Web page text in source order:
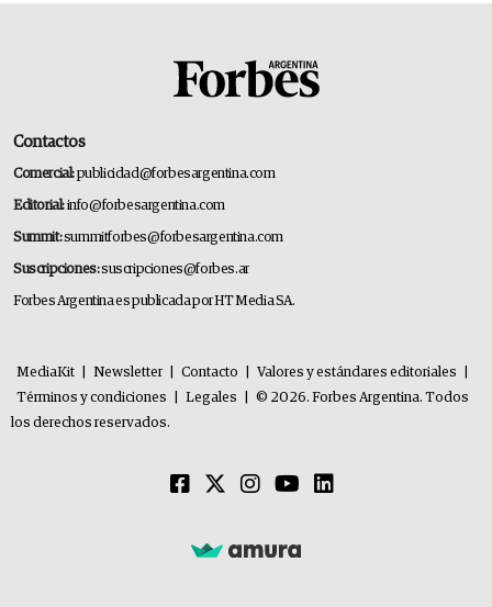
Contactos
Comercial:publicidad@forbesargentina.com
Editorial:info@forbesargentina.com
Summit:summitforbes@forbesargentina.com
Suscripciones:suscripciones@forbes.ar
Forbes Argentina es publicada por HT Media SA.
MediaKit Newsletter Contacto Valores y estándares editoriales
Términos y condiciones
Legales
© 2026. Forbes Argentina. Todos
los derechos reservados.